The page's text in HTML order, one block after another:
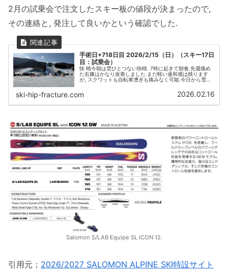
2月の試乗会で注文したスキー板の値段が決まったので,
その連絡と, 発注して良いかという確認でした.
手術日+718日目 2026/2/15（日）（スキー17日
目：試乗会）
快 晴今朝は雲ひとつない快晴. 7時に起きて朝食.先週痛め
た右膝はかなり改善しました.まだ軽い違和感は残ります
が, スクワットも自転車漕ぎも痛みなく可能.今日から雪上
ski-hip-fracture.com 2026.02.16
Salomon S/LAB Equipe SL ICON 12.
引用元； 2026/2027 SALOMON ALPINE SKI特設サイト